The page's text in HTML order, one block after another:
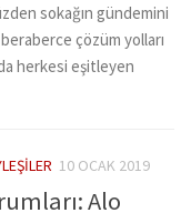
sokağın gündemini
çözüm yolları
herkesi eşitleyen
10 OCAK 2019
Alo